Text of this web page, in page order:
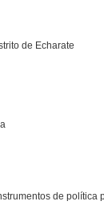
de Echarate
de política